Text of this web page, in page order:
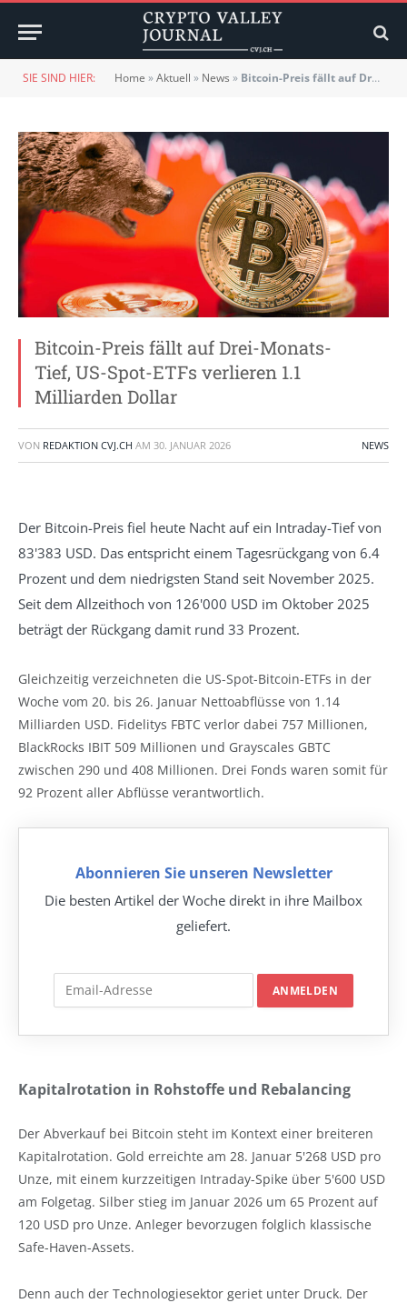
SIE SIND HIER: Home »Aktuell » News » Bitcoin-Preis fällt auf Drei-Monats-Tief, US-Spot-ETFs verlieren 1.1 Milliarden Dollar
Bitcoin-Preis fällt auf Drei-Monats-
Tief, US-Spot-ETFs verlieren 1.1
Milliarden Dollar
VON REDAKTION CVJ.CH AM 30. JANUAR 2026 NEWS
Der Bitcoin-Preis fiel heute Nacht auf ein Intraday-Tief von
83'383 USD. Das entspricht einem Tagesrückgang von 6.4
Prozent und dem niedrigsten Stand seit November 2025.
Seit dem Allzeithoch von 126'000 USD im Oktober 2025
beträgt der Rückgang damit rund 33 Prozent.
Gleichzeitig verzeichneten die US-Spot-Bitcoin-ETFs in der
Woche vom 20. bis 26. Januar Nettoabflüsse von 1.14
Milliarden USD. Fidelitys FBTC verlor dabei 757 Millionen,
BlackRocks IBIT 509 Millionen und Grayscales GBTC
zwischen 290 und 408 Millionen. Drei Fonds waren somit für
92 Prozent aller Abflüsse verantwortlich.
Abonnieren Sie unseren Newsletter
Die besten Artikel der Woche direkt in ihre Mailbox
geliefert.
Kapitalrotation in Rohstoffe und Rebalancing
Der Abverkauf bei Bitcoin steht im Kontext einer breiteren
Kapitalrotation. Gold erreichte am 28. Januar 5'268 USD pro
Unze, mit einem kurzzeitigen Intraday-Spike über 5'600 USD
am Folgetag. Silber stieg im Januar 2026 um 65 Prozent auf
120 USD pro Unze. Anleger bevorzugen folglich klassische
Safe-Haven-Assets.
Denn auch der Technologiesektor geriet unter Druck. Der